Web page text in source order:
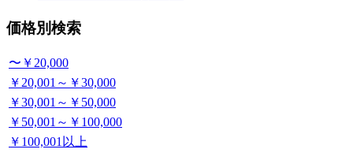
価格別検索
〜￥20,000
￥20,001～￥30,000
￥30,001～￥50,000
￥50,001～￥100,000
￥100,001以上